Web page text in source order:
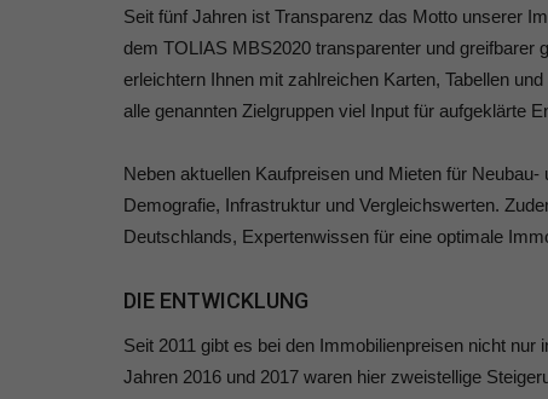
Seit fünf Jahren ist Transparenz das Motto unserer
dem TOLIAS MBS2020 transparenter und greifbarer
erleichtern Ihnen mit zahlreichen Karten, Tabellen
alle genannten Zielgruppen viel Input für aufgeklärte
Neben aktuellen Kaufpreisen und Mieten für
Demografie, Infrastruktur und Vergleichswerten.
Deutschlands, Expertenwissen für eine optimale
DIE ENTWICKLUNG
Seit 2011 gibt es bei den Immobilienpreisen nicht
Jahren 2016 und 2017 waren hier zweistellige